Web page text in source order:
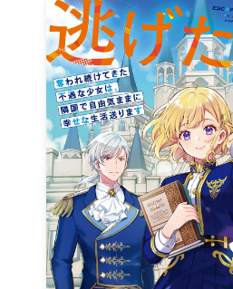
コミックエッセイ
ポケットモンスター
アニメ
ゲーム
オ
企業
会社概要
採用情報
アクセス
オーバーラップホールディングス
オーバーラップ
オーバーラップノ
オーバーラップノ